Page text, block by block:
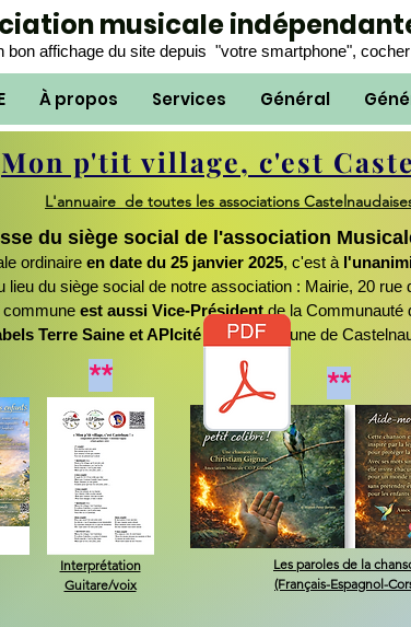
musicale
bon affichage du site depuis "votre smartphone",
À propos Services Général
Mon p'tit village, c'est
L'annuaire de toutes les associations
du siège social de l'association
ordinaire en date du 25 janvier 2025, c'est à
lieu du siège social de notre association: Mairie, 20 rue
commune est aussi Vice-Présidentde la Communauté
Terre Saine et APIcitéde la commune de
Les paroles de la
(Français-Espagnol-
**
**
Interprétation
Guitare/voix